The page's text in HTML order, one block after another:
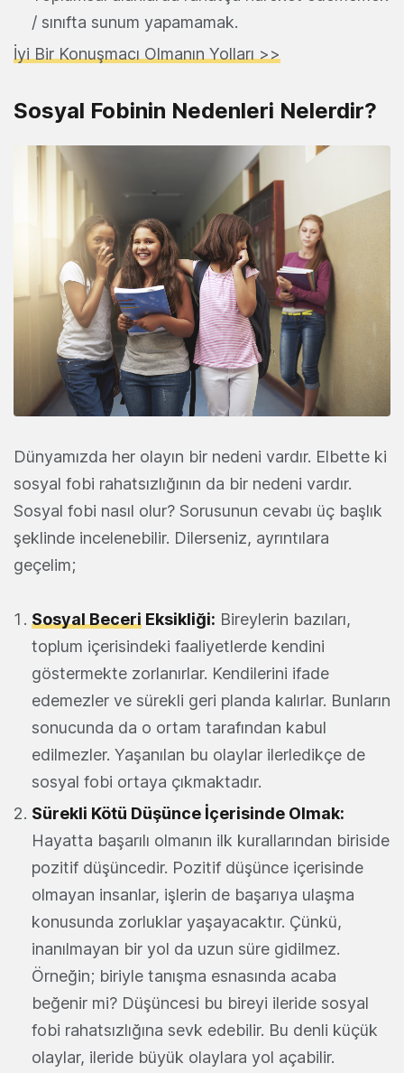
/ sınıfta sunum yapamamak.
İyi Bir Konuşmacı Olmanın Yolları >>
Sosyal Fobinin Nedenleri Nelerdir?
Dünyamızda her olayın bir nedeni vardır. Elbette ki
sosyal fobi rahatsızlığının da bir nedeni vardır.
Sosyal fobi nasıl olur? Sorusunun cevabı üç başlık
şeklinde incelenebilir. Dilerseniz, ayrıntılara
geçelim;
Sosyal Beceri Eksikliği: Bireylerin bazıları,
toplum içerisindeki faaliyetlerde kendini
göstermekte zorlanırlar. Kendilerini ifade
edemezler ve sürekli geri planda kalırlar. Bunların
sonucunda da o ortam tarafından kabul
edilmezler. Yaşanılan bu olaylar ilerledikçe de
sosyal fobi ortaya çıkmaktadır.
Sürekli Kötü Düşünce İçerisinde Olmak:
Hayatta başarılı olmanın ilk kurallarından biriside
pozitif düşüncedir. Pozitif düşünce içerisinde
olmayan insanlar, işlerin de başarıya ulaşma
konusunda zorluklar yaşayacaktır. Çünkü,
inanılmayan bir yol da uzun süre gidilmez.
Örneğin; biriyle tanışma esnasında acaba
beğenir mi? Düşüncesi bu bireyi ileride sosyal
fobi rahatsızlığına sevk edebilir. Bu denli küçük
olaylar, ileride büyük olaylara yol açabilir.